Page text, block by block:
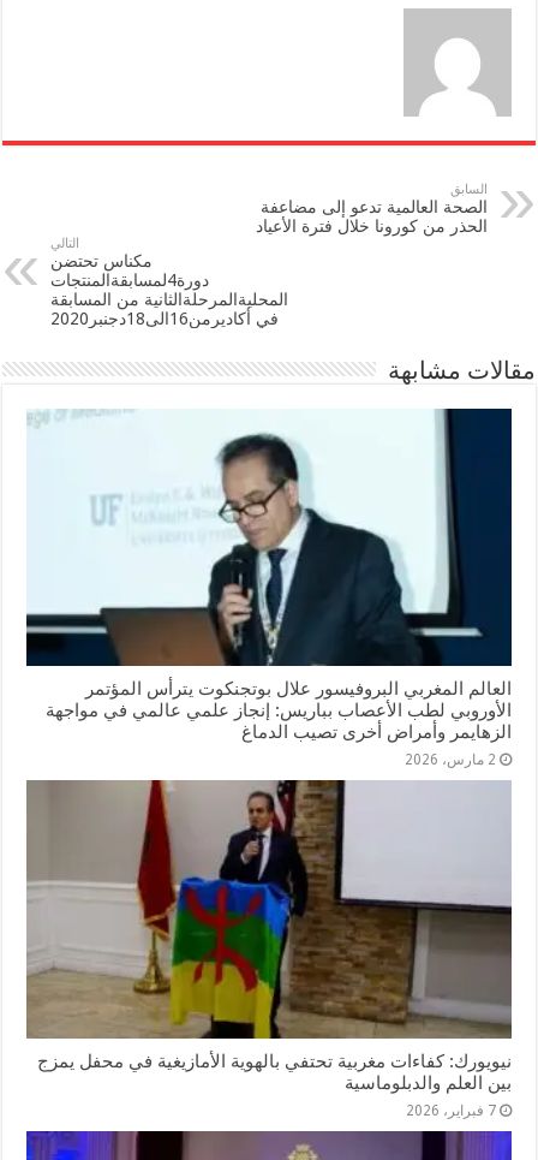
السابق
الصحة العالمية تدعو إلى مضاعفة
الحذر من كورونا خلال فترة الأعياد
التالي
مكناس تحتضن
دورة4لمسابقةالمنتجات
المحليةالمرحلةالثانية من المسابقة
في أكاديرمن16الى18دجنبر2020
مقالات مشابهة
العالم المغربي البروفيسور علال بوتجنكوت يترأس المؤتمر
الأوروبي لطب الأعصاب بباريس: إنجاز علمي عالمي في مواجهة
الزهايمر وأمراض أخرى تصيب الدماغ
2 مارس، 2026
نيويورك: كفاءات مغربية تحتفي بالهوية الأمازيغية في محفل يمزج
بين العلم والدبلوماسية
7 فبراير، 2026